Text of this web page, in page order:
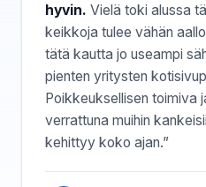
hyvin. Vielä toki alussa
keikkoja tulee vähän
tätä kautta jo useampi
pienten yritysten
Poikkeuksellisen toimiva
verrattuna muihin
kehittyy koko ajan.”